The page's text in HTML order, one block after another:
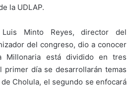
la UDLAP.
Minto Reyes, director del
del congreso, dio a conocer
Millonaria está dividido en tres
día se desarrollarán temas
Cholula, el segundo se enfocará